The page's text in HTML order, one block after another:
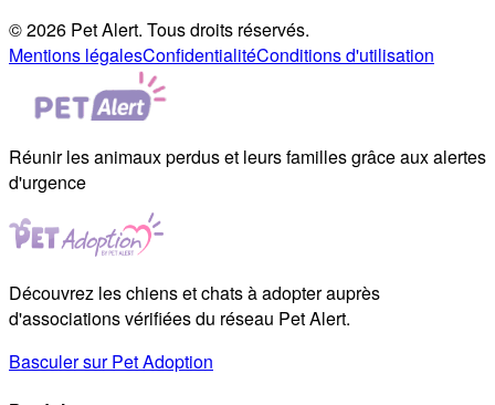
© 2026 Pet Alert. Tous droits réservés.
Mentions légalesConfidentialitéConditions d'utilisation
Réunir les animaux perdus et leurs familles grâce aux alertes
d'urgence
Découvrez les chiens et chats à adopter auprès
d'associations vérifiées du réseau Pet Alert.
Basculer sur Pet Adoption